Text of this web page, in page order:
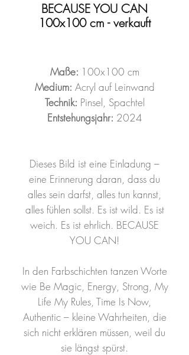
BECAUSE YOU CAN
100x100 cm - verkauft
Maße: 100x100 cm
Medium: Acryl auf Leinwand
Technik: Pinsel, Spachtel
Entstehungsjahr: 2024
Dieses Bild ist eine Einladung –
eine Erinnerung daran, dass du
alles sein darfst, alles tun kannst,
alles fühlen sollst. Es ist wild. Es ist
weich. Es ist ehrlich. BECAUSE
YOU CAN!
In den Farbschichten tanzen Worte
wie Be Magic, Energy, Strong, My
Life My Rules, Time Is Now,
Authentic – kleine Wahrheiten, die
sich nicht erklären müssen, weil du
sie längst spürst.